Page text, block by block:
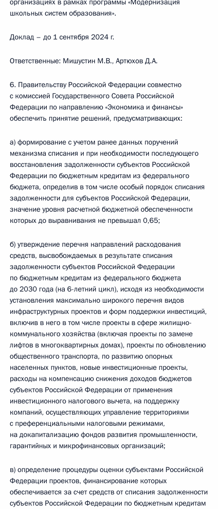
организациях в рамках программы «Модернизация
школьных систем образования».
Доклад – до 1 сентября 2024 г.
Ответственные: Мишустин М.В., Артюхов Д.А.
6. Правительству Российской Федерации совместно
с комиссией Государственного Совета Российской
Федерации по направлению «Экономика и финансы»
обеспечить принятие решений, предусматривающих:
а) формирование с учетом ранее данных поручений
механизма списания и при необходимости последующего
восстановления задолженности субъектов Российской
Федерации по бюджетным кредитам из федерального
бюджета, определив в том числе особый порядок списания
задолженности для субъектов Российской Федерации,
значение уровня расчетной бюджетной обеспеченности
которых до выравнивания не превышал 0,65;
б) утверждение перечня направлений расходования
средств, высвобождаемых в результате списания
задолженности субъектов Российской Федерации
по бюджетным кредитам из федерального бюджета
до 2030 года (на 6-летний цикл), исходя из необходимости
установления максимально широкого перечня видов
инфраструктурных проектов и форм поддержки инвестиций,
включив в него в том числе проекты в сфере жилищно-
коммунального хозяйства (включая проекты по замене
лифтов в многоквартирных домах), проекты по обновлению
общественного транспорта, по развитию опорных
населенных пунктов, новые инвестиционные проекты,
расходы на компенсацию снижения доходов бюджетов
субъектов Российской Федерации от применения
инвестиционного налогового вычета, на поддержку
компаний, осуществляющих управление территориями
с преференциальными налоговыми режимами,
на докапитализацию фондов развития промышленности,
гарантийных и микрофинансовых организаций;
в) определение процедуры оценки субъектами Российской
Федерации проектов, финансирование которых
обеспечивается за счет средств от списания задолженности
субъектов Российской Федерации по бюджетным кредитам